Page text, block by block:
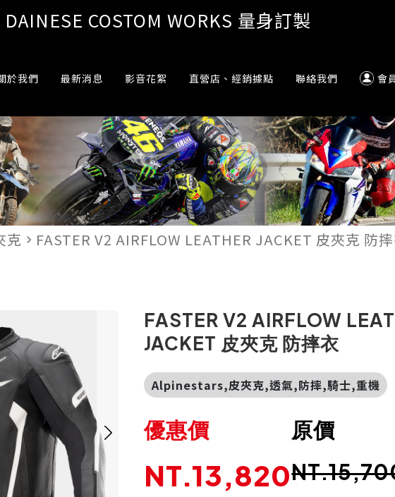
DAINESE COSTOM WORKS 量身訂製
於我們 最新消息 影音花絮 直營店、經銷據點 聯絡我們 會
克 navigate_next FASTER V2 AIRFLOW LEATHER JACKET 皮夾克 防
FASTER V2 AIRFLOW
JACKET 皮夾克 防摔衣
Alpinestars,皮夾克,透氣,防摔,騎士,重機
原價
優惠價
NT.13,820